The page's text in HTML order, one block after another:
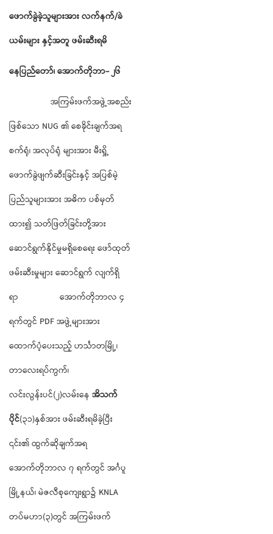
ဖောက်ခွဲခဲ့သူများအားလက်နက်/ခဲ
ယမ်းများနှင့်အတူဖမ်းဆီးရမိ
နေပြည်တော်၊ အောက်တိုဘာ- ၂၆
အကြမ်းဖက်အဖွဲ့အစည်း
ဖြစ်သော NUG ၏ စေခိုင်းချက်အရ
စက်ရုံ၊ အလုပ်ရုံ များအား မီးရှို့
ဖောက်ခွဲဖျက်ဆီးခြင်းနှင့် အပြစ်မဲ့
ပြည်သူများအား အဓိက ပစ်မှတ်
ထား၍ သတ်ဖြတ်ခြင်းတို့အား
ဆောင်ရွက်နိုင်မှုမရှိစေရေး ဖော်ထုတ်
ဖမ်းဆီးမှုများ ဆောင်ရွက် လျက်ရှိ
ရာ အောက်တိုဘာလ ၄
ရက်တွင် PDF အဖွဲ့များအား
ထောက်ပံ့ပေးသည့် ဟင်္သာတမြို့၊
တာလေးရပ်ကွက်၊
လင်းလွန်းပင်(၂)လမ်းနေ အိသက်
ပိုင်(၃၁)နှစ်အား ဖမ်းဆီးရမိခဲ့ပြီး
၎င်း၏ ထွက်ဆိုချက်အရ
အောက်တိုဘာလ ၇ ရက်တွင် အင်္ဂပူ
မြို့နယ်၊ မဲဇလီစုကျေးရွာ၌ KNLA
တပ်မဟာ(၃)တွင် အကြမ်းဖက်